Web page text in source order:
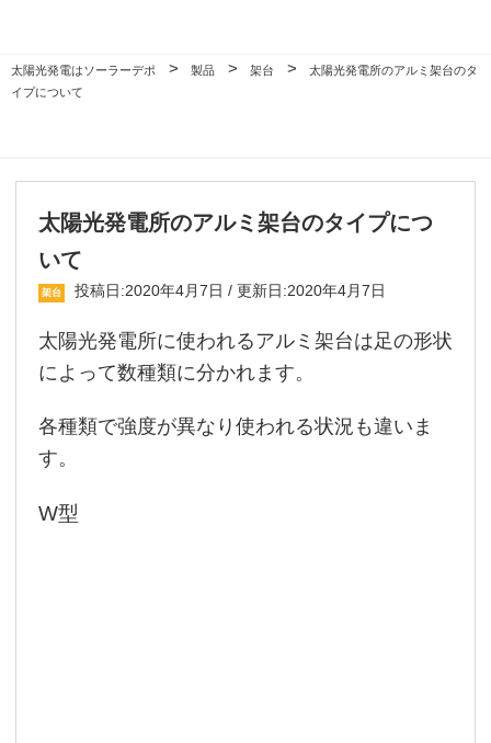
太陽光発電はソーラーデポ > 製品 > 架台 >
太陽光発電所のアルミ架台のタ
イプについて
太陽光発電所のアルミ架台のタイプにつ
いて
架台 投稿日:2020年4月7日 / 更新日:2020年4月7日
太陽光発電所に使われるアルミ架台は足の形状
によって数種類に分かれます。
各種類で強度が異なり使われる状況も違いま
す。
W型